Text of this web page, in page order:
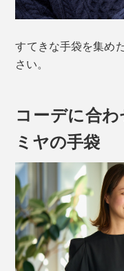
すてきな手袋を集め
さい。
コーデに合
ミヤの手袋